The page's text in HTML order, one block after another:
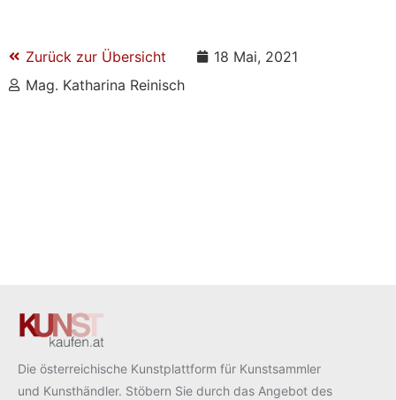
Zurück zur Übersicht
18 Mai, 2021
Mag. Katharina Reinisch
Die österreichische Kunstplattform für Kunstsammler
und Kunsthändler. Stöbern Sie durch das Angebot des